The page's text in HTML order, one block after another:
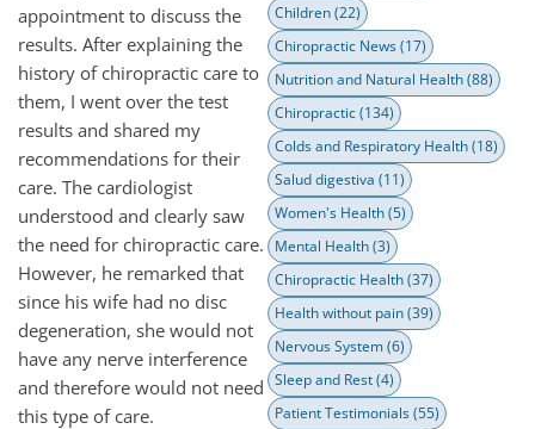
appointment to discuss the
results. After explaining the
history of chiropractic care to
them, I went over the test
results and shared my
recommendations for their
care. The cardiologist
understood and clearly saw
the need for chiropractic care.
However, he remarked that
since his wife had no disc
degeneration, she would not
have any nerve interference
and therefore would not need
this type of care.
Children(22)
Chiropractic News(17)
Nutrition and Natural Health(88)
Chiropractic(134)
Colds and Respiratory Health(18)
Salud digestiva (11)
Women's Health(5)
Mental Health(3)
Chiropractic Health(37)
Health without pain(39)
Nervous System(6)
Sleep and Rest(4)
Patient Testimonials(55)